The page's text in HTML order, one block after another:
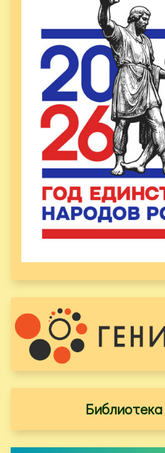
Библиотека